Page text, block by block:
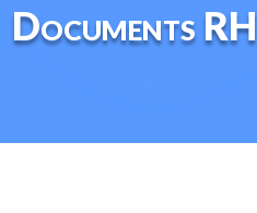
Documents RH